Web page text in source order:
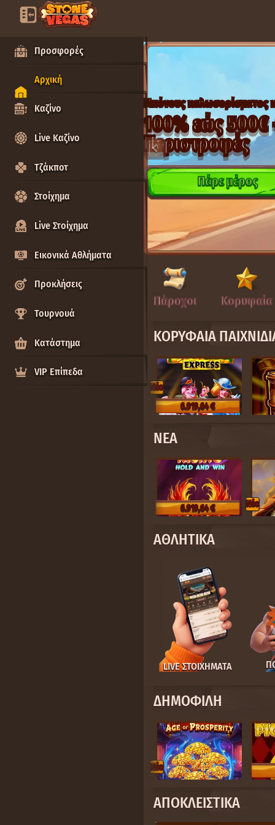
Προσφορές
Αρχική
Καζίνο
Live Καζίνο
Τζάκποτ
Στοίχημα
Live Στοίχημα
Εικονικά Αθλήματα
Προκλήσεις
Τουρνουά
Κατάστημα
VIP Επίπεδα
Μπόνους καλωσορίσματος
100% εώς 500€
Περιστροφές
Πάρε μέρος
Πάροχοι Κορυφαία
ΚΟΡΥΦΑΊΑ
Nέο
6.919,64 €
ΝΈΑ
6.919,64 € Nέο
ΔΗΜΟΦΙΛΉ
Nέο
ΑΠΟΚΛΕΙΣΤΙΚΆ
ΑΘΛΗΤΙΚΆ
LIVE ΣΤΟΙΧΉΜΑΤΑ